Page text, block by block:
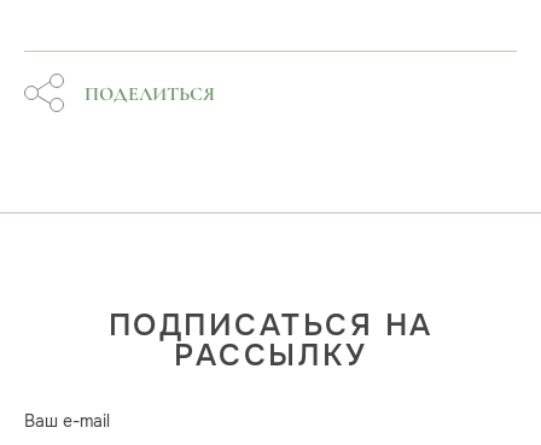
ПОДЕЛИТЬСЯ
ПОДПИСАТЬСЯ НА
РАССЫЛКУ
Ваш e-mail